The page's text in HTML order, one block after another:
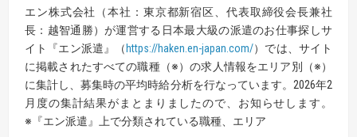
エン株式会社（本社：東京都新宿区、代表取締役会長兼社
長：越智通勝）が運営する日本最大級の派遣のお仕事探しサ
イト『エン派遣』（ https://haken.en-japan.com/）では、サイト
に掲載されたすべての職種（※）の求人情報をエリア別（※）
に集計し、募集時の平均時給分析を行なっています。2026年2
月度の集計結果がまとまりましたので、お知らせします。
※『エン派遣』上で分類されている職種、エリア